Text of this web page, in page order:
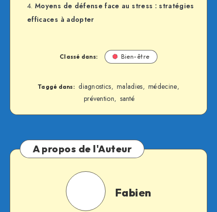
Moyens de défense face au stress : stratégies
efficaces à adopter
Classé dans: Bien-être
Taggé dans: diagnostics, maladies, médecine,
prévention, santé
A propos de l'Auteur
Fabien
Fabien